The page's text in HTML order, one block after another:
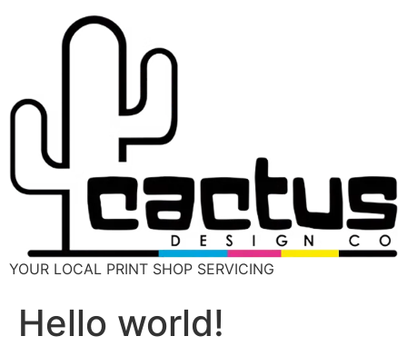
YOUR LOCAL PRINT SHOP SERVICING
Hello world!